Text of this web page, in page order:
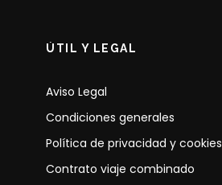
ÚTIL Y LEGAL
Aviso Legal
Condiciones generales
Política de privacidad y cookies
Contrato viaje combinado